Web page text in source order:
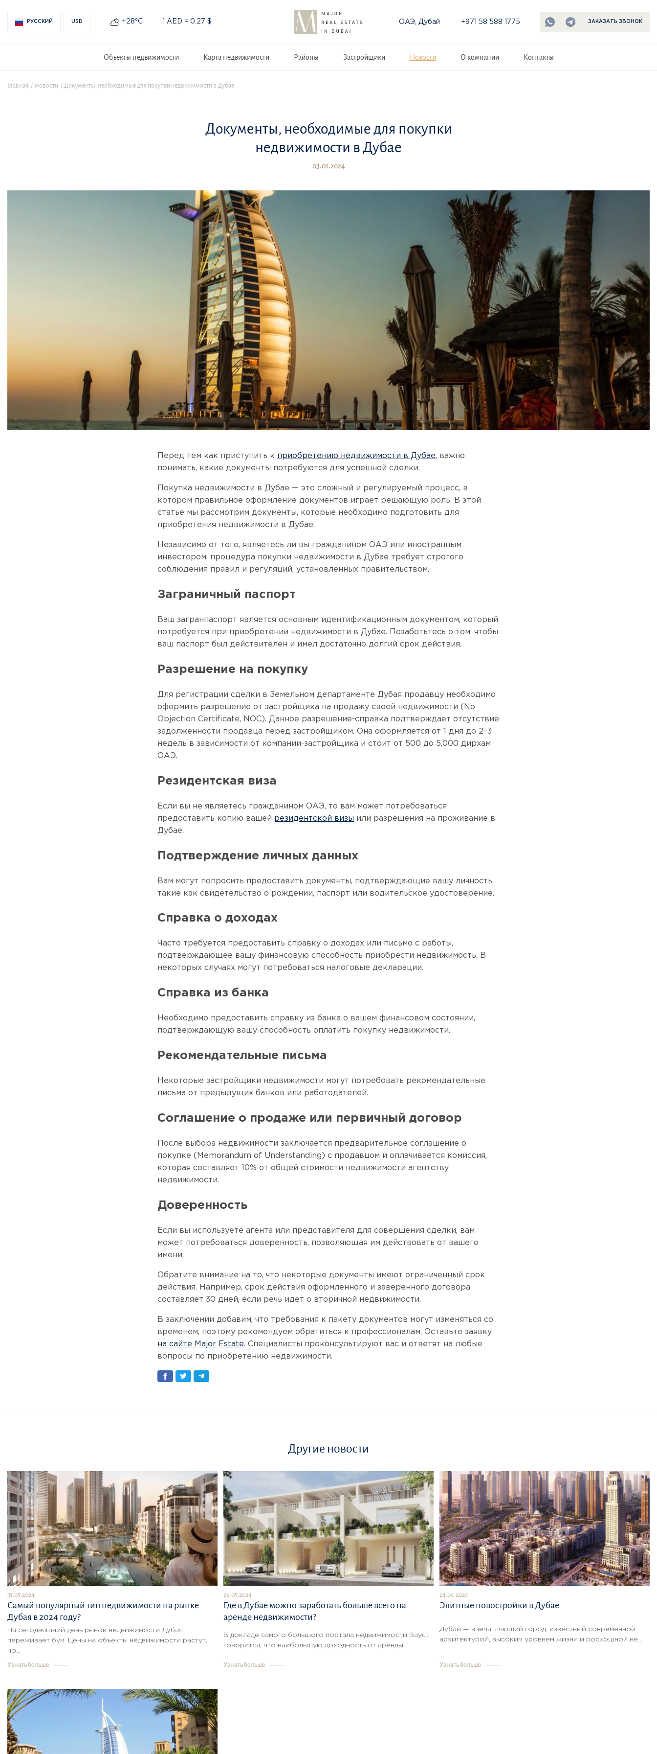
РУССКИЙ USD +28°С 1 AED = 0.27 $ ОАЭ, Дубай +971 58 588 1775 ЗАКАЗАТЬ ЗВОНОК
Объекты недвижимости Карта недвижимости Районы Застройщики Новости О компании Контакты
Главная Новости Документы, необходимые для покупки недвижимости в Дубае
Документы, необходимые для покупки
недвижимости в Дубае
03.01.2024
Перед тем как приступить к приобретению недвижимости в Дубае, важно
понимать, какие документы потребуются для успешной сделки.
Покупка недвижимости в Дубае — это сложный и регулируемый процесс, в
котором правильное оформление документов играет решающую роль. В этой
статье мы рассмотрим документы, которые необходимо подготовить для
приобретения недвижимости в Дубае.
Независимо от того, являетесь ли вы гражданином ОАЭ или иностранным
инвестором, процедура покупки недвижимости в Дубае требует строгого
соблюдения правил и регуляций, установленных правительством.
Заграничный паспорт
Ваш загранпаспорт является основным идентификационным документом, который
потребуется при приобретении недвижимости в Дубае. Позаботьтесь о том, чтобы
ваш паспорт был действителен и имел достаточно долгий срок действия.
Разрешение на покупку
Для регистрации сделки в Земельном департаменте Дубая продавцу необходимо
оформить разрешение от застройщика на продажу своей недвижимости (No
Objection Certificate, NOC). Данное разрешение-справка подтверждает отсутствие
задолженности продавца перед застройщиком. Она оформляется от 1 дня до 2–3
недель в зависимости от компании-застройщика и стоит от 500 до 5,000 дирхам
ОАЭ.
Резидентская виза
Если вы не являетесь гражданином ОАЭ, то вам может потребоваться
предоставить копию вашей резидентской визы или разрешения на проживание в
Дубае.
Подтверждение личных данных
Вам могут попросить предоставить документы, подтверждающие вашу личность,
такие как свидетельство о рождении, паспорт или водительское удостоверение.
Справка о доходах
Часто требуется предоставить справку о доходах или письмо с работы,
подтверждающее вашу финансовую способность приобрести недвижимость. В
некоторых случаях могут потребоваться налоговые декларации.
Справка из банка
Необходимо предоставить справку из банка о вашем финансовом состоянии,
подтверждающую вашу способность оплатить покупку недвижимости.
Рекомендательные письма
Некоторые застройщики недвижимости могут потребовать рекомендательные
письма от предыдущих банков или работодателей.
Соглашение о продаже или первичный договор
После выбора недвижимости заключается предварительное соглашение о
покупке (Memorandum of Understanding) с продавцом и оплачивается комиссия,
которая составляет 10% от общей стоимости недвижимости агентству
недвижимости.
Доверенность
Если вы используете агента или представителя для совершения сделки, вам
может потребоваться доверенность, позволяющая им действовать от вашего
имени.
Обратите внимание на то, что некоторые документы имеют ограниченный срок
действия. Например, срок действия оформленного и заверенного договора
составляет 30 дней, если речь идет о вторичной недвижимости.
В заключении добавим, что требования к пакету документов могут изменяться со
временем, поэтому рекомендуем обратиться к профессионалам. Оставьте заявку
на сайте Major Estate. Специалисты проконсультируют вас и ответят на любые
вопросы по приобретению недвижимости.
Другие новости
31.05.2024
Самый популярный тип недвижимости на рынке
Дубая в 2024 году?
На сегодняшний день рынок недвижимости Дубая
переживает бум. Цены на объекты недвижимости растут,
но...
Узнать больше
29.05.2024
Где в Дубае можно заработать больше всего на
аренде недвижимости?
В докладе самого большого портала недвижимости Bayut
говорится, что наибольшую доходность от аренды...
Узнать больше
24.04.2024
Элитные новостройки в Дубае
Дубай — впечатляющий город, известный современной
архитектурой, высоким уровнем жизни и роскошной не...
Узнать больше